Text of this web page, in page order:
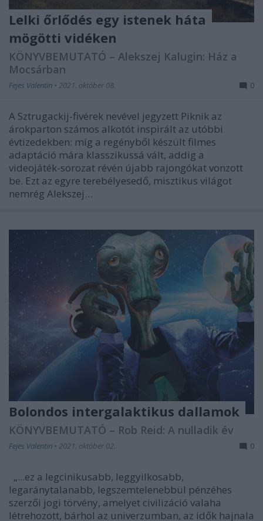
Lelki őrlődés egy istenek háta
mögötti vidéken
KÖNYVBEMUTATÓ – Alekszej Kalugin: Ház a
Mocsárban
Fejes Valentin • 2021. október 08. 0
A Sztrugackij-fivérek nevével jegyzett Piknik az
árokparton számos alkotót inspirált az utóbbi
évtizedekben: míg a regényből készült filmes
adaptáció mára klasszikussá vált, addig a
videojáték-sorozat révén újabb rajongókat vonzott
be. Ezt az egyre terebélyesedő, misztikus világot
nemrég Alekszej…
Bolondos intergalaktikus dallamok
KÖNYVBEMUTATÓ – Rob Reid: A nulladik év
Fejes Valentin • 2021. október 02. 0
„...ez a legcinikusabb, leggyilkosabb,
legaránytalanabb, legszemtelenebbül pénzéhes
szerzői jogi törvény, amelyet civilizáció valaha
létrehozott, bárhol az univerzumban, az idők hajnala